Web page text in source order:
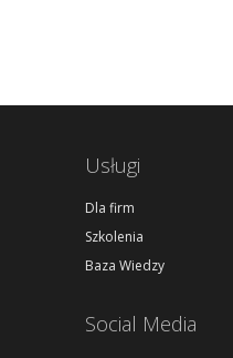
Usługi
Dla firm
Szkolenia
Baza Wiedzy
Social Media